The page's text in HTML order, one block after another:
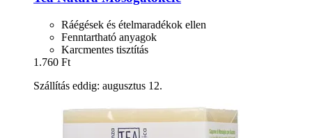
Ráégések és ételmaradékok ellen
Fenntartható anyagok
Karcmentes tisztítás
1.760 Ft
Szállítás eddig: augusztus 12.